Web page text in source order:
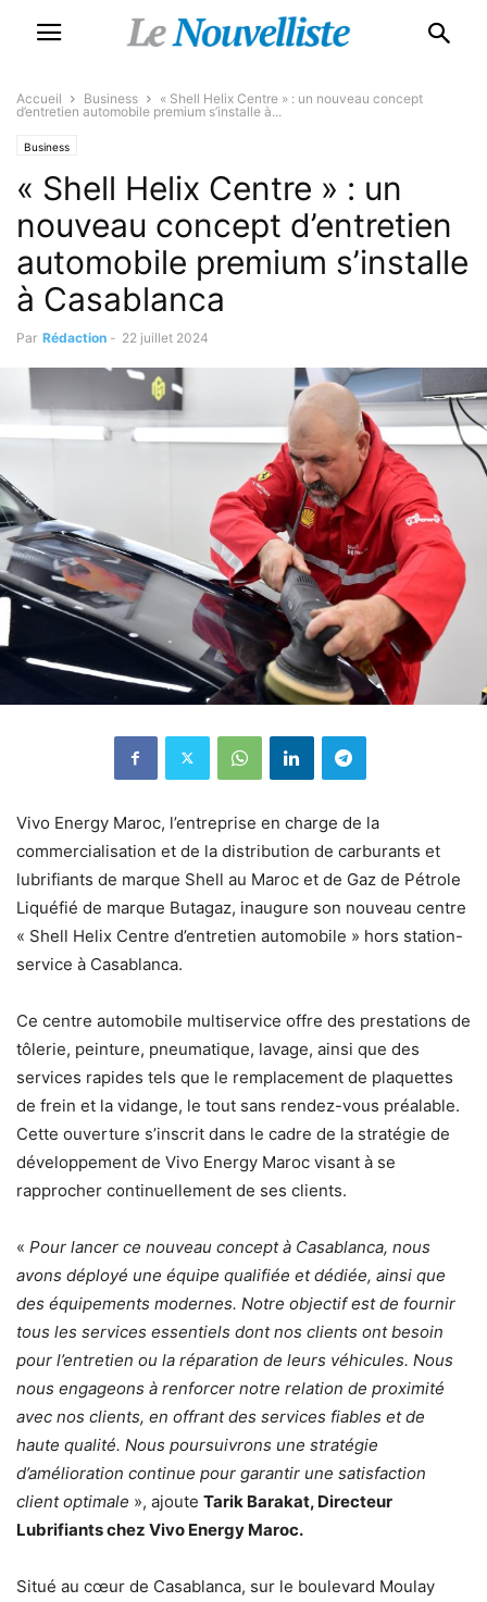
Accueil Business
« Shell Helix Centre » : un nouveau concept
d’entretien automobile premium s’installe à...
Business
« Shell Helix Centre » : un
nouveau concept d’entretien
automobile premium s’installe
à Casablanca
Par Rédaction - 22 juillet 2024
Vivo Energy Maroc, l’entreprise en charge de la
commercialisation et de la distribution de carburants et
lubrifiants de marque Shell au Maroc et de Gaz de Pétrole
Liquéfié de marque Butagaz, inaugure son nouveau centre
« Shell Helix Centre d’entretien automobile » hors station-
service à Casablanca.
Ce centre automobile multiservice offre des prestations de
tôlerie, peinture, pneumatique, lavage, ainsi que des
services rapides tels que le remplacement de plaquettes
de frein et la vidange, le tout sans rendez-vous préalable.
Cette ouverture s’inscrit dans le cadre de la stratégie de
développement de Vivo Energy Maroc visant à se
rapprocher continuellement de ses clients.
« Pour lancer ce nouveau concept à Casablanca, nous
avons déployé une équipe qualifiée et dédiée, ainsi que
des équipements modernes. Notre objectif est de fournir
tous les services essentiels dont nos clients ont besoin
pour l’entretien ou la réparation de leurs véhicules. Nous
nous engageons à renforcer notre relation de proximité
avec nos clients, en offrant des services fiables et de
haute qualité. Nous poursuivrons une stratégie
d’amélioration continue pour garantir une satisfaction
client optimale », ajoute Tarik Barakat, Directeur
Lubrifiants chez Vivo Energy Maroc.
Situé au cœur de Casablanca, sur le boulevard Moulay